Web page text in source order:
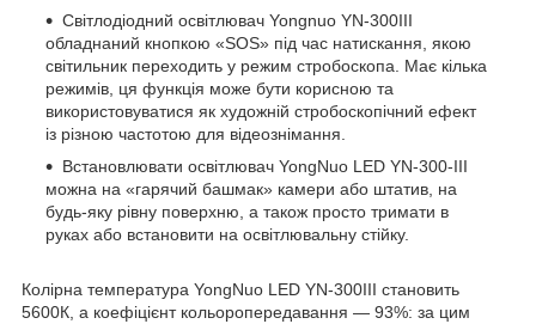
Світлодіодний освітлювач Yongnuo YN-300III
обладнаний кнопкою «SOS» під час натискання, якою
світильник переходить у режим стробоскопа. Має кілька
режимів, ця функція може бути корисною та
використовуватися як художній стробоскопічний ефект
із різною частотою для відеознімання.
Встановлювати освітлювач YongNuo LED YN-300-III
можна на «гарячий башмак» камери або штатив, на
будь-яку рівну поверхню, а також просто тримати в
руках або встановити на освітлювальну стійку.
Колірна температура YongNuo LED YN-300III становить
5600К, а коефіцієнт кольоропередавання — 93%: за цим